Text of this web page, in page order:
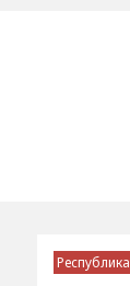
Республика